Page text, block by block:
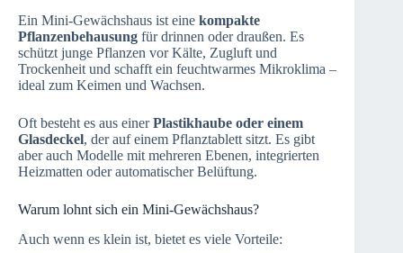
Ein Mini-Gewächshaus ist eine kompakte
Pflanzenbehausung für drinnen oder draußen. Es
schützt junge Pflanzen vor Kälte, Zugluft und
Trockenheit und schafft ein feuchtwarmes Mikroklima –
ideal zum Keimen und Wachsen.
Oft besteht es aus einerPlastikhaube oder einem
Glasdeckel, der auf einem Pflanztablett sitzt. Es gibt
aber auch Modelle mit mehreren Ebenen, integrierten
Heizmatten oder automatischer Belüftung.
Warum lohnt sich ein Mini-Gewächshaus?
Auch wenn es klein ist, bietet es viele Vorteile: